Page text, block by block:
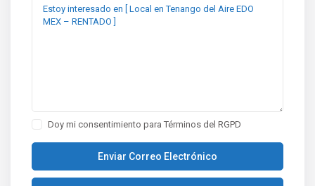
Doy mi consentimiento paraTérminos del RGPD